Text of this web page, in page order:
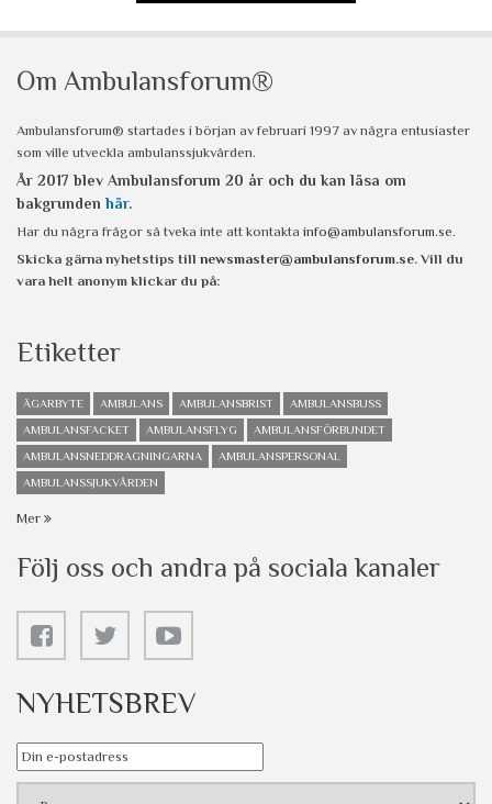
Om Ambulansforum®
Ambulansforum® startades i början av februari 1997 av några entusiaster
som ville utveckla ambulanssjukvården.
År 2017 blev Ambulansforum 20 år och du kan läsa om
bakgrunden här.
Har du några frågor så tveka inte att kontakta info@ambulansforum.se.
Skicka gärna nyhetstips till newsmaster@ambulansforum.se. Vill du
vara helt anonym klickar du på:
Etiketter
ÄGARBYTE AMBULANS AMBULANSBRIST
AMBULANSBUSS
AMBULANSFACKET
AMBULANSFLYG
AMBULANSFÖRBUNDET
AMBULANSNEDDRAGNINGARNA
AMBULANSPERSONAL
AMBULANSSJUKVÅRDEN
Mer
Följ oss och andra på sociala kanaler
NYHETSBREV